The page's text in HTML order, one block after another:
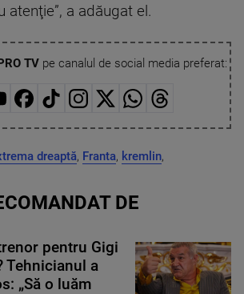
atenţie”, a adăugat el.
TVpe canalul de social media preferat:
dreaptă, Franta, kremlin,
DE
pentru Gigi
Tehnicianul a
„Să o luăm